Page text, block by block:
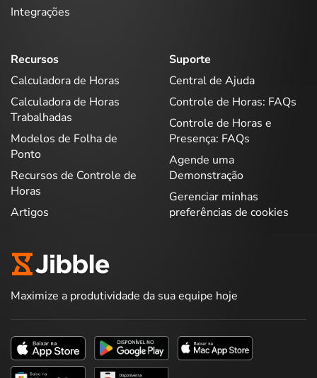
Integrações
Recursos
Calculadora de Horas
Calculadora de Horas
Trabalhadas
Modelos de Folha de
Ponto
Recursos de Controle de
Horas
Artigos
Suporte
Central de Ajuda
Controle de Horas: FAQs
Controle de Horas e
Presença: FAQs
Agende uma
Demonstração
Gerenciar minhas
preferências de cookies
Maximize a produtividade da sua equipe hoje